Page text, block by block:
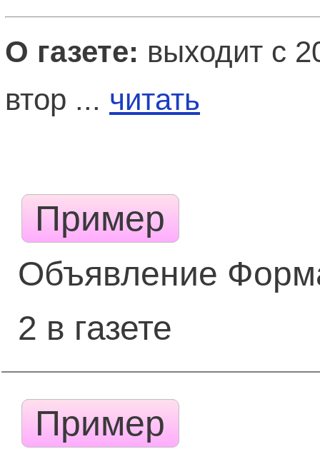
О газете: выходит с
втор ... читать
Пример
Объявление
2 в газете
Пример